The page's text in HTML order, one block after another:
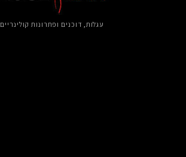
עגלות, דוכנים ​ופתרונות קולינריים